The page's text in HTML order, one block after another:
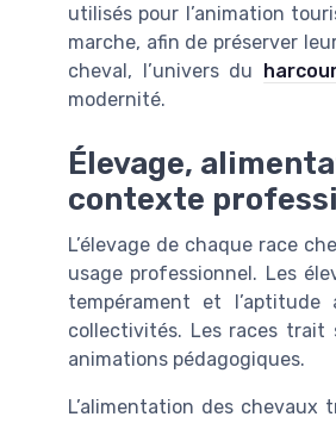
utilisés pour l’animation
marche, afin de préserver
cheval, l’univers du
modernité.
Élevage,
contexte
L’élevage de chaque race
usage professionnel. Les
tempérament et
collectivités. Les races trait
animations pédagogiques.
L’alimentation des